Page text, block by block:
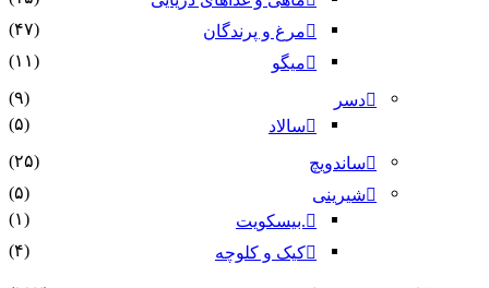
مرغ و پرندگان
(۴۷)
میگو
(۱۱)
دسر
(۹)
سالاد
(۵)
ساندویچ
(۲۵)
شیرینی
(۵)
.بیسکویت
(۱)
کیک و کلوچه
(۴)